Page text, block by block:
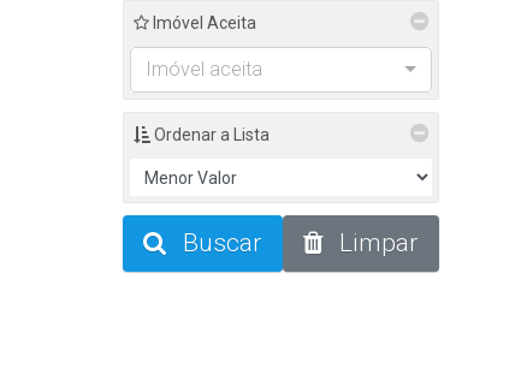
Imóvel Aceita
Imóvel aceita
Ordenar a Lista
Buscar Limpar